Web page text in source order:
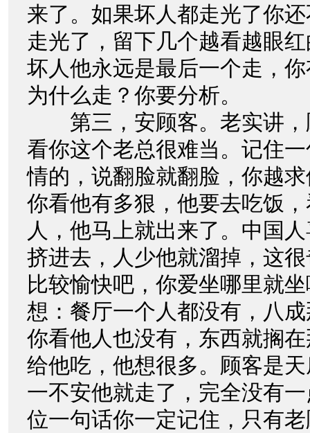
来了。如果坏人都走光了你
走光了，留下几个越看越眼
坏人他永远是最后一个走，
为什么走？你要分析。
第三，安顾客。老实讲，
看你这个老总很难当。记住
情的，说翻脸就翻脸，你越
你看他有多狠，他要去吃饭
人，他马上就出来了。中国
挤进去，人少他就溜掉，这
比较愉快吧，你爱坐哪里就
想：餐厅一个人都没有，八
你看他人也没有，东西就搁
给他吃，他想很多。顾客是
一不安他就走了，完全没有
位一句话你一定记住，只有